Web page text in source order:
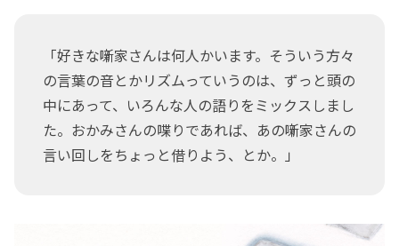
「好きな噺家さんは何人かいます。そういう方々
の言葉の音とかリズムっていうのは、ずっと頭の
中にあって、いろんな人の語りをミックスしまし
た。おかみさんの喋りであれば、あの噺家さんの
言い回しをちょっと借りよう、とか。」